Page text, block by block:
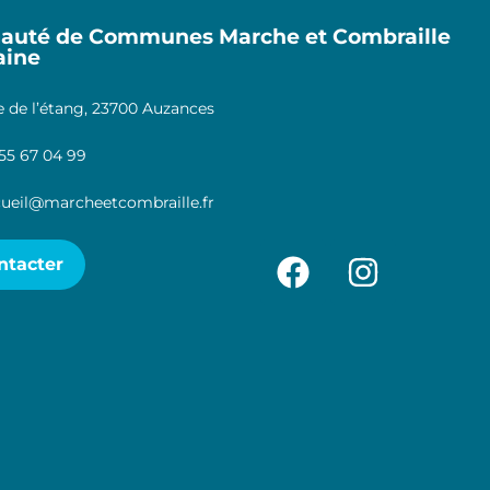
de Communes Marche et Combraille
de l’étang, 23700 Auzances
67 04 99